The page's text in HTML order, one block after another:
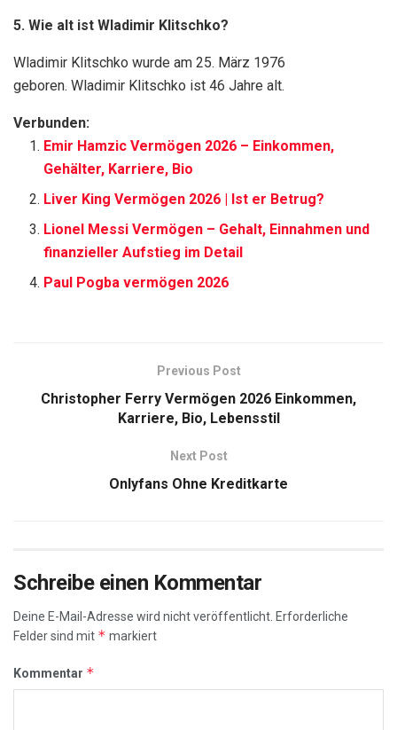
5. Wie alt ist Wladimir Klitschko?
Wladimir Klitschko wurde am 25. März 1976
geboren. Wladimir Klitschko ist 46 Jahre alt.
Verbunden:
Emir Hamzic Vermögen 2026 – Einkommen,
Gehälter, Karriere, Bio
Liver King Vermögen 2026 | Ist er Betrug?
Lionel Messi Vermögen – Gehalt, Einnahmen und
finanzieller Aufstieg im Detail
Paul Pogba vermögen 2026
Previous Post
Christopher Ferry Vermögen 2026 Einkommen,
Karriere, Bio, Lebensstil
Next Post
Onlyfans Ohne Kreditkarte
Schreibe einen Kommentar
Deine E-Mail-Adresse wird nicht veröffentlicht. Erforderliche
Felder sind mit * markiert
Kommentar *